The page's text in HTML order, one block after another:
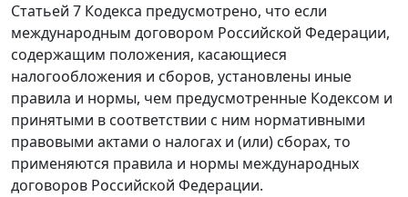
Статьей 7 Кодекса предусмотрено, что если
международным договором Российской Федерации,
содержащим положения, касающиеся
налогообложения и сборов, установлены иные
правила и нормы, чем предусмотренные Кодексом и
принятыми в соответствии с ним нормативными
правовыми актами о налогах и (или) сборах, то
применяются правила и нормы международных
договоров Российской Федерации.